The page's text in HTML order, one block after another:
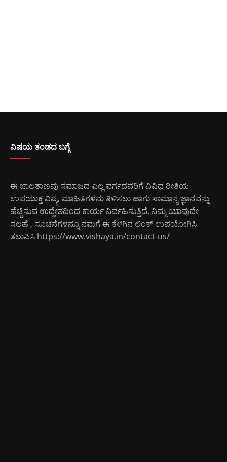
ವಿಷಯ ತಂಡದ ಬಗ್ಗೆ
ಈ ಜಾಲತಾಣವು ಸಮಾಜದ ಎಲ್ಲ ವರ್ಗದವರಿಗೆ ವಿವಿಧ ರೀತಿಯ
ಉಪಯುಕ್ತ ವಿಷ್ಯ, ಮಾಹಿತಿಗಳನು ತಿಳಿಸಲು ಹಾಗು ಸಾಮಾನ್ಯ ಜ್ಞಾನವನ್ನು
ಹೆಚ್ಚಿಸುವ ಉದ್ದೇಶದಿಂದ ಕಾರ್ಯ ನಿರ್ವಹಿಸುತ್ತಿದೆ. ನಿಮ್ಮ ಯಾವುದೇ
ಸಲಹೆ , ಸೂಚನೆಗಳನ್ನೂ ನಮಗೆ ಈ ಕೆಳಗಿನ ಲಿಂಕ್ ಉಪಯೋಗಿಸಿ
ತಲುಪಿಸಿ https://www.vishaya.in/contact-us/